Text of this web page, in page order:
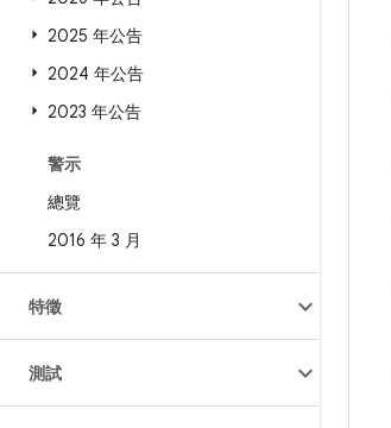
2025 年公告
2024 年公告
2023 年公告
警示
總覽
2016 年 3 月
特徵
測試